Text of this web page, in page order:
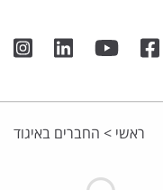
ראשי > החברים באיגוד